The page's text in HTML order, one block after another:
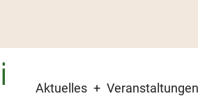
Aktuelles Veranstaltungen